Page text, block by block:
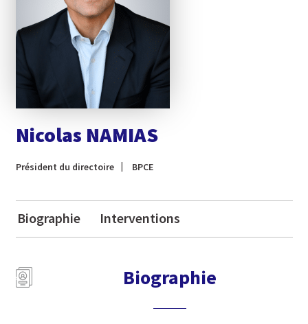
Nicolas NAMIAS
Président du directoire BPCE
Biographie Interventions
Biographie